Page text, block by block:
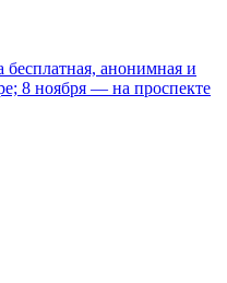
анонимная и
8 ноября — на проспекте